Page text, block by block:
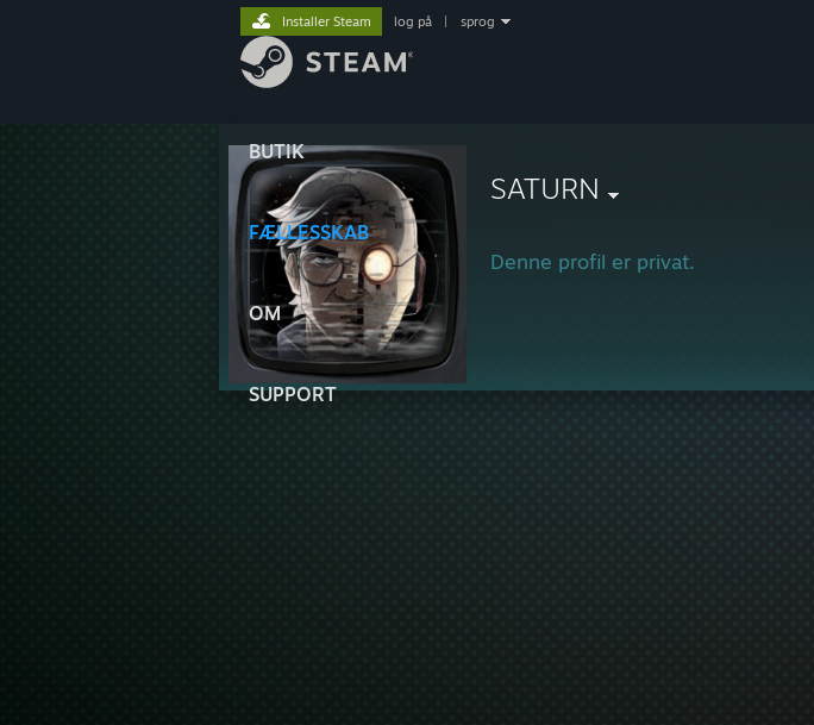
BUTIK
FÆLLESSKAB
OM
SUPPORT
Installer Steam log på sprog
SATURN
Denne profil er privat.